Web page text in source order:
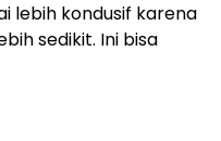
lebih kondusif karena
sedikit. Ini bisa